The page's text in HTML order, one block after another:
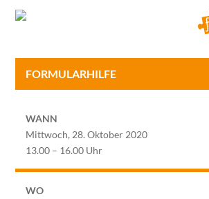
FORMULARHILFE
WANN
Mittwoch, 28. Oktober 2020
13.00 – 16.00 Uhr
WO